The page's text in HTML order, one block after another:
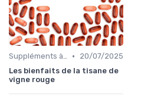
Suppléments à base de plantes •
20/07/2025
Les bienfaits de la tisane de
vigne rouge